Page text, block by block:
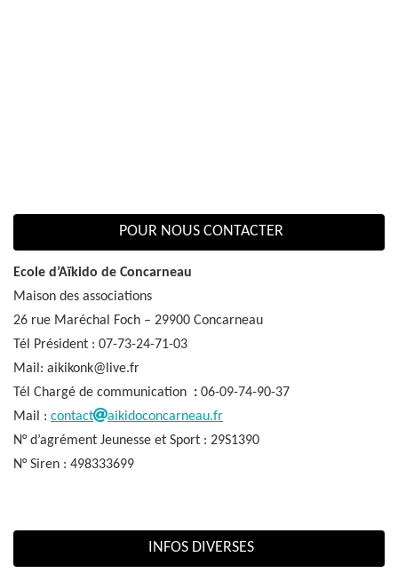
POUR NOUS CONTACTER
Ecole d’Aïkido de Concarneau
Maison des associations
26 rue Maréchal Foch – 29900 Concarneau
Tél Président : 07-73-24-71-03
Mail: aikikonk@live.fr
Tél Chargé de communication : 06-09-74-90-37
Mail : contact
aikidoconcarneau.fr
N° d’agrément Jeunesse et Sport : 29S1390
N° Siren : 498333699
INFOS DIVERSES